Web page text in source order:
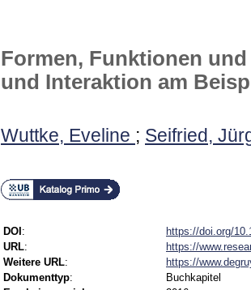
Formen, Funktionen
und Interaktion am
Wuttke, Eveline ; Seifried,
DOI :
https://doi.org/
URL:
https://
Weitere URL:
https://
Dokumenttyp:
Buchkapitel